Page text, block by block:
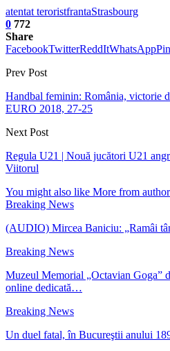
atentat teroristfrantaStrasbourg
0 772
Share
FacebookTwitterReddItWhatsApp
Prev Post
Handbal feminin: România, victorie
EURO 2018, 27-25
Next Post
Regula U21 | Nouă jucători U21
Viitorul
You might also like More from author
Breaking News
(AUDIO) Mircea Baniciu: „Ramâi
Breaking News
Muzeul Memorial „Octavian Goga”
online dedicată…
Breaking News
Un duel fatal, în Bucureştii anului